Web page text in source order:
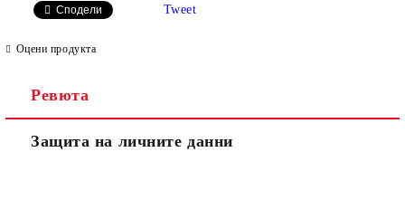
Сподели Tweet
Оцени продукта
Ревюта
Защита на личните данни